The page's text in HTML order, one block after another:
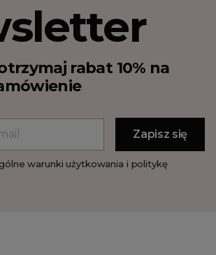
rabat 10% na
warunki użytkowania i politykę